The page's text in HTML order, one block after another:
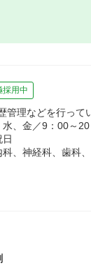
採用中
理などを行って
水、金／9：00～
、神経科、歯科